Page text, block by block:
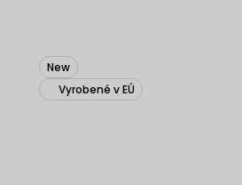
New
Vyrobené v EÚ